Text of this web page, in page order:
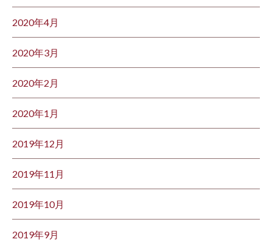
2020年4月
2020年3月
2020年2月
2020年1月
2019年12月
2019年11月
2019年10月
2019年9月